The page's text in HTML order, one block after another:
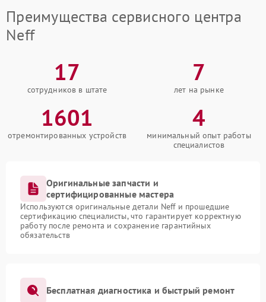
Преимущества сервисного центра
Neff
17
сотрудников в штате
7
лет на рынке
1601
отремонтированных устройств
4
минимальный опыт работы
специалистов
Оригинальные запчасти и
сертифицированные мастера
Используются оригинальные детали Neff и прошедшие
сертификацию специалисты, что гарантирует корректную
работу после ремонта и сохранение гарантийных
обязательств
Бесплатная диагностика и быстрый ремонт